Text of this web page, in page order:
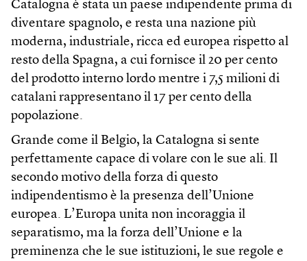
Catalogna è stata un paese indipendente prima di
diventare spagnolo, e resta una nazione più
moderna, industriale, ricca ed europea rispetto al
resto della Spagna, a cui fornisce il 20 per cento
del prodotto interno lordo mentre i 7,5 milioni di
catalani rappresentano il 17 per cento della
popolazione.
Grande come il Belgio, la Catalogna si sente
perfettamente capace di volare con le sue ali. Il
secondo motivo della forza di questo
indipendentismo è la presenza dell’Unione
europea. L’Europa unita non incoraggia il
separatismo, ma la forza dell’Unione e la
preminenza che le sue istituzioni, le sue regole e